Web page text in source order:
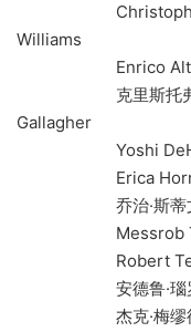
Christopher D.
Williams
Enrico
克里斯托弗·奥
Gallagher
Yoshi
Erica Hornung
乔治·斯蒂文斯
Messrob
Robert
安德鲁·瑙罗特
杰克·梅缪德斯